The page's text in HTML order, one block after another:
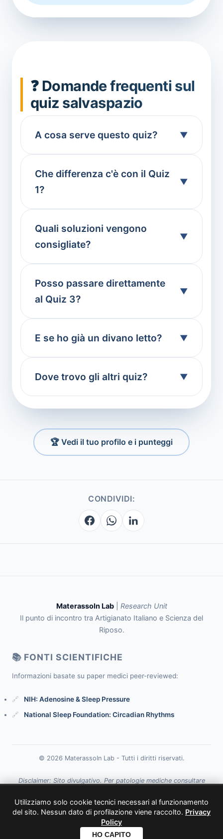
❓ Domande frequenti sul
quiz salvaspazio
A cosa serve questo quiz?
Che differenza c'è con il Quiz
1?
Quali soluzioni vengono
consigliate?
Posso passare direttamente
al Quiz 3?
E se ho già un divano letto?
Dove trovo gli altri quiz?
🏆 Vedi il tuo profilo e i punteggi
CONDIVIDI:
MaterassoIn Lab| Research Unit
Il punto di incontro tra Artigianato Italiano e Scienza del
Riposo.
📚 FONTI SCIENTIFICHE
Informazioni basate su paper medici peer-reviewed:
NIH: Adenosine & Sleep Pressure
National Sleep Foundation: Circadian Rhythms
© 2026 MaterassoIn Lab - Tutti i diritti riservati.
Disclaimer: Sito divulgativo. Per patologie mediche consultare
← Torna a Materassoin
Utilizziamo solo cookie tecnici necessari al funzionamento
del sito. Nessun dato di profilazione viene raccolto. Privacy
Policy
HO CAPITO